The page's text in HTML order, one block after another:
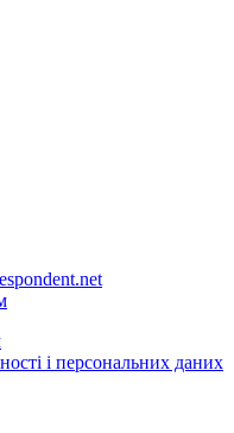
і персональних даних